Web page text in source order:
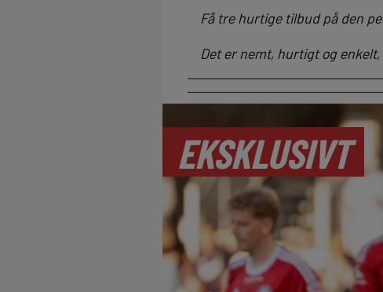
Få tre hurtige tilbud på den
Det er nemt, hurtigt og
EKSKLUSIVT